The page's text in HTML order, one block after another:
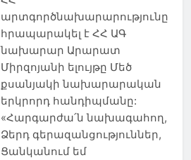
արտգործնախարարությունը
հրապարակել է ՀՀ ԱԳ
նախարար Արարատ
Միրզոյանի ելույթը Մեծ
քսանյակի նախարարական
երկրորդ հանդիպմանը:
«Հարգարժա՛ն նախագահող,
Ձերդ գերազանցություններ,
Ցանկանում եմ